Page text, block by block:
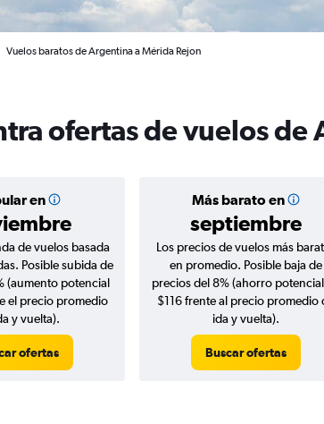
Vuelos baratos de Argentina a Mérida Rejon
ofertas de vuelos de
en Más barato en
septiembre
de vuelos basada
Posible subida de
(aumento potencial
el precio promedio
y vuelta).
ofertas
Los precios de vuelos más
en promedio. Posible baja de
precios del 8% (ahorro
$116 frente al precio promedio
ida y vuelta).
Buscar ofertas